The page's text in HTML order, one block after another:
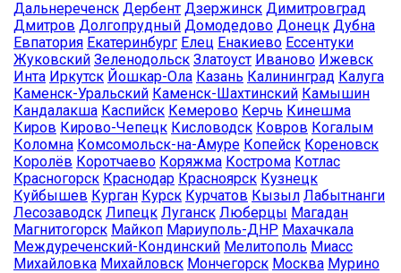
Дальнереченск Дербент Дзержинск Димитровград
Дмитров Долгопрудный Домодедово Донецк Дубна
Евпатория Екатеринбург Елец Енакиево Ессентуки
Жуковский Зеленодольск Златоуст Иваново Ижевск
Инта Иркутск Йошкар-Ола Казань Калининград Калуга
Каменск-Уральский Каменск-Шахтинский Камышин
Кандалакша Каспийск Кемерово Керчь Кинешма
Киров Кирово-Чепецк Кисловодск Ковров Когалым
Коломна Комсомольск-на-Амуре Копейск Кореновск
Королёв Коротчаево Коряжма Кострома Котлас
Красногорск Краснодар Красноярск Кузнецк
Куйбышев Курган Курск Курчатов Кызыл Лабытнанги
Лесозаводск Липецк Луганск Люберцы Магадан
Магнитогорск Майкоп Мариуполь-ДНР Махачкала
Междуреченский-Кондинский Мелитополь Миасс
Михайловка Михайловск Мончегорск Москва Мурино